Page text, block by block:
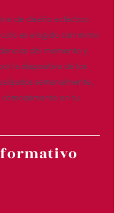
de diseño ecléctico
es elegido con mimo
del momento y
la diapositiva de los
semanalmente,
en tu